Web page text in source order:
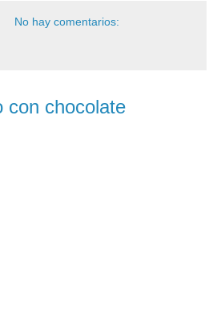
No hay comentarios:
con chocolate